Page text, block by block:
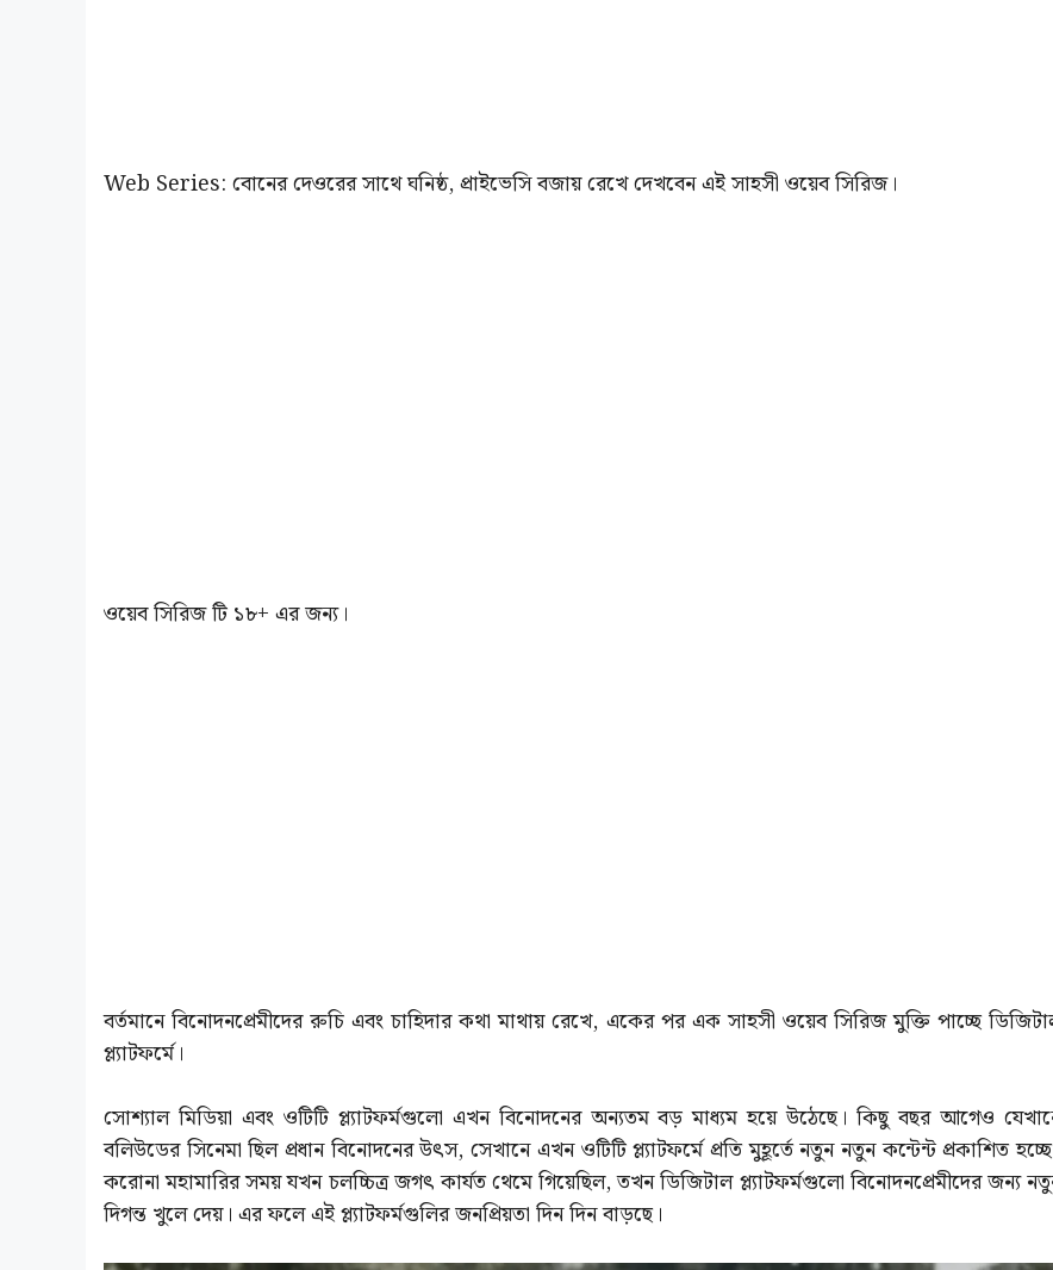
Web Series: বোনের দেওরের সাথে ঘনিষ্ঠ, প্রাইভেসি বজায় রেখে দেখবেন এই সাহসী ওয়েব সিরিজ।
ওয়েব সিরিজ টি ১৮+ এর জন্য।
বর্তমানে বিনোদনপ্রেমীদের রুচি এবং চাহিদার কথা মাথায় রেখে, একের পর এক সাহসী ওয়েব সিরিজ মুক্তি পাচ্ছে
প্ল্যাটফর্মে।
সোশ্যাল মিডিয়া এবং ওটিটি প্ল্যাটফর্মগুলো এখন বিনোদনের অন্যতম বড় মাধ্যম হয়ে উঠেছে। কিছু বছর আগেও
বলিউডের সিনেমা ছিল প্রধান বিনোদনের উৎস, সেখানে এখন ওটিটি প্ল্যাটফর্মে প্রতি মুহূর্তে নতুন নতুন কন্টেন্ট প্রকাশিত
করোনা মহামারির সময় যখন চলচ্চিত্র জগৎ কার্যত থেমে গিয়েছিল, তখন ডিজিটাল প্ল্যাটফর্মগুলো বিনোদনপ্রেমীদের জন্য
দিগন্ত খুলে দেয়। এর ফলে এই প্ল্যাটফর্মগুলির জনপ্রিয়তা দিন দিন বাড়ছে।